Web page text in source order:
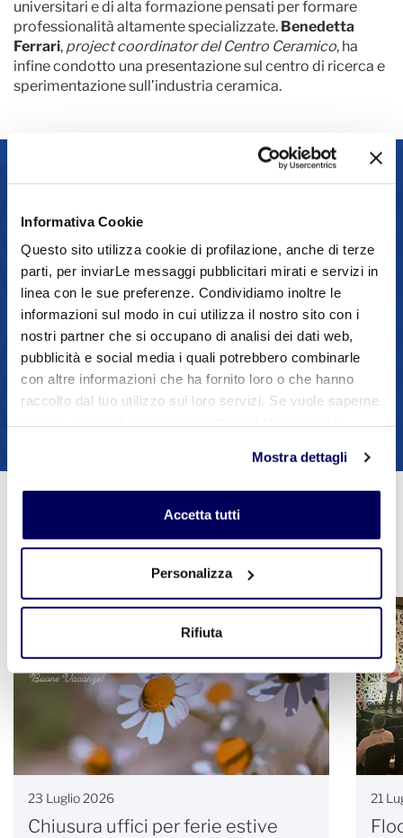
Informativa Cookie
Questo sito utilizza cookie di profilazione, anche di terze
parti, per inviarLe messaggi pubblicitari mirati e servizi in
linea con le sue preferenze. Condividiamo inoltre le
informazioni sul modo in cui utilizza il nostro sito con i
nostri partner che si occupano di analisi dei dati web,
pubblicità e social media i quali potrebbero combinarle
con altre informazioni che ha fornito loro o che hanno
raccolto dal tuo utilizzo sui loro servizi. Se vuole saperne
sul tasto "Accetta tutti". Se non vuole i cookie di
profilazione può negare il consenso sul tasto "Rifiuta".
Mostra dettagli
Accetta tutti
Personalizza
Rifiuta
universitari e di alta formazione pensati per formare
professionalità altamente specializzate. Benedetta
Ferrari, project coordinator del Centro Ceramico, ha
infine condotto una presentazione sul centro di ricerca e
sperimentazione sull’industria ceramica.
Contatti
AS Andrea Serri
Responsabile
0536 804585
3481504905
Contatta via mail
Altre notizie
23 Luglio 2026
Chiusura uffici per ferie estive
21